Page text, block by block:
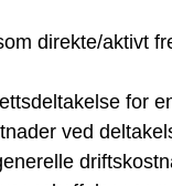
direkte/aktivt
for
ved